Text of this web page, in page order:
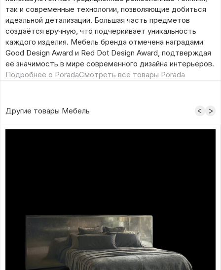
так и современные технологии, позволяющие добиться
идеальной детализации. Большая часть предметов
создаётся вручную, что подчеркивает уникальность
каждого изделия. Мебель бренда отмечена наградами
Good Design Award и Red Dot Design Award, подтверждая
её значимость в мире современного дизайна интерьеров.
Подробнее о PoradaСмотреть все товары Porada
Другие товары Мебель